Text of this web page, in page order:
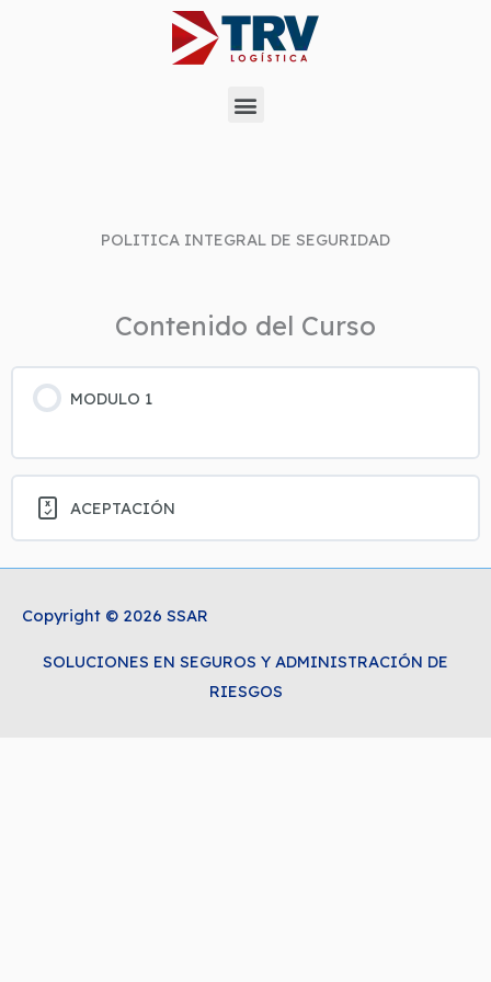
Menu
POLITICA INTEGRAL DE SEGURIDAD
Contenido del Curso
MODULO 1
ACEPTACIÓN
Copyright © 2026 SSAR
SOLUCIONES EN SEGUROS Y ADMINISTRACIÓN DE
RIESGOS